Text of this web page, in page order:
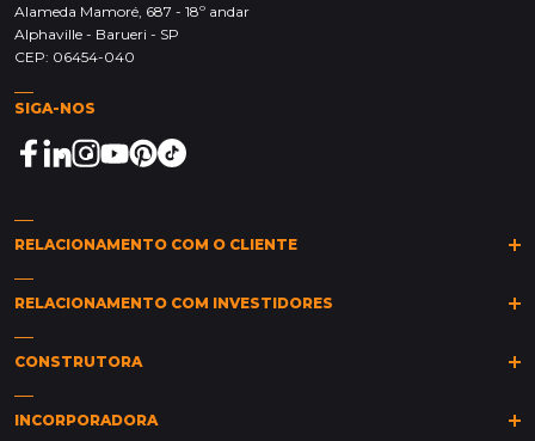
Alameda Mamoré, 687 - 18º andar
Alphaville - Barueri - SP
CEP: 06454-040
SIGA-NOS
RELACIONAMENTO COM O CLIENTE
RELACIONAMENTO COM INVESTIDORES
Clique aqui
CONSTRUTORA
Industrial
Saúde
INCORPORADORA